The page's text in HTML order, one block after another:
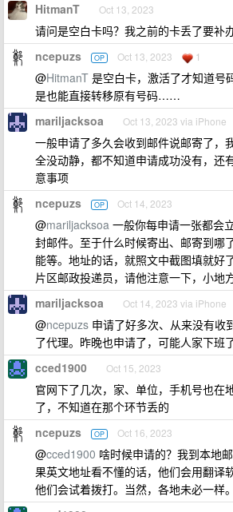
HitmanT Oct 13, 2023
请问是空白卡吗？我之前的卡丢了要补
ncepuzs OP Oct 13, 2023 1
@HitmanT 是空白卡，激活了才知道号
是也能直接转移原有号码……
mariljacksoa Oct 13, 2023 via iPhone
一般申请了多久会收到邮件说邮寄了，
全没动静，都不知道申请成功没有，还
意事项
ncepuzs OP Oct 14, 2023
@mariljacksoa 一般你每申请一张都会
封邮件。至于什么时候寄出、邮寄到哪
能等。地址的话，就照文中截图填就好
片区邮政投递员，请他注意一下，小地
mariljacksoa Oct 14, 2023 via iPhone
@ncepuzs 申请了好多次、从来没有收
了代理。昨晚也申请了，可能人家下班
cced1900 Oct 15, 2023
官网下了几次，家、单位，手机号也在
了，不知道在那个环节丢的
ncepuzs OP Oct 16, 2023
@cced1900 啥时候申请的？我到本地
果英文地址看不懂的话，他们会用翻译
他们会试着拨打。当然，各地未必一样。